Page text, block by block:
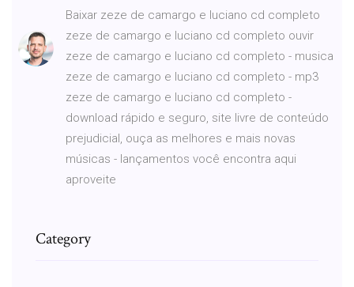
Baixar zeze de camargo e luciano cd completo
zeze de camargo e luciano cd completo ouvir
zeze de camargo e luciano cd completo - musica
zeze de camargo e luciano cd completo - mp3
zeze de camargo e luciano cd completo -
download rápido e seguro, site livre de conteúdo
prejudicial, ouça as melhores e mais novas
músicas - lançamentos você encontra aqui
aproveite
Category